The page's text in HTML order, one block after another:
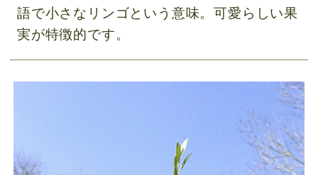
語で小さなリンゴという意味。可愛らしい果
実が特徴的です。